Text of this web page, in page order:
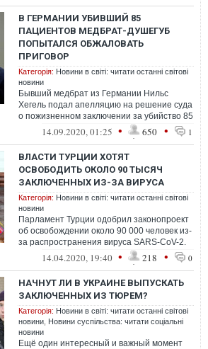
В ГЕРМАНИИ УБИВШИЙ 85
ПАЦИЕНТОВ МЕДБРАТ-ДУШЕГУБ
ПОПЫТАЛСЯ ОБЖАЛОВАТЬ
ПРИГОВОР
Категорія: Новини в світі: читати останні світові
новини
Бывший медбрат из Германии Нильс
Хегель подал апелляцию на решение суда
о пожизненном заключении за убийство 85
пациентов14.09.2020, 01:25 • 650 • 1
ВЛАСТИ ТУРЦИИ ХОТЯТ
ОСВОБОДИТЬ ОКОЛО 90 ТЫСЯЧ
ЗАКЛЮЧЕННЫХ ИЗ-ЗА ВИРУСА
Категорія: Новини в світі: читати останні світові
новини
Парламент Турции одобрил законопроект
об освобождении около 90 000 человек из-
за распространения вируса SARS-CoV-2.
Амнистия не коснется политзаключен...
14.04.2020, 19:40 • 218 • 0
НАЧНУТ ЛИ В УКРАИНЕ ВЫПУСКАТЬ
ЗАКЛЮЧЕННЫХ ИЗ ТЮРЕМ?
Категорія: Новини в світі: читати останні світові
новини Новини суспільства: читати соціальні
новини
Ещё один интересный и важный момент